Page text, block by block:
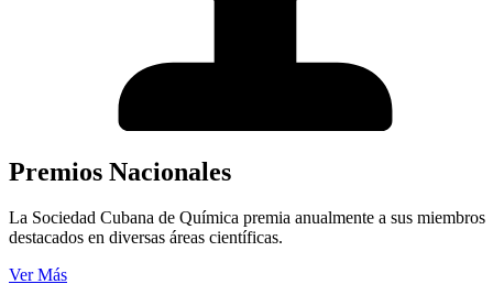
Premios Nacionales
La Sociedad Cubana de Química premia anualmente a sus miembros
destacados en diversas áreas científicas.
Ver Más